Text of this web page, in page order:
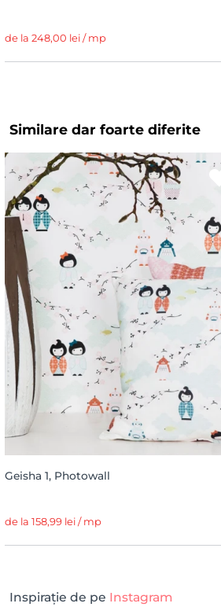
de la 248,00 lei / mp
Similare dar foarte diferite
Geisha 1, Photowall
de la 158,99 lei / mp
Inspirație de pe Instagram